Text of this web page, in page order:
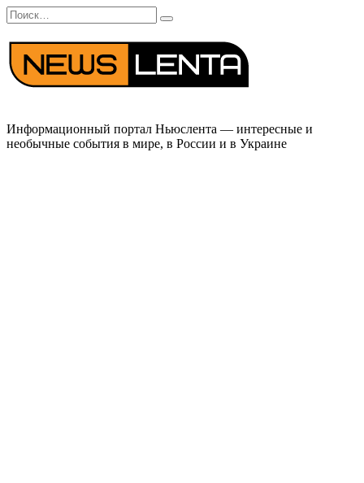
Перейти
к
содержанию
Search
for:
Информационный портал Ньюслента — интересные и
необычные события в мире, в России и в Украине